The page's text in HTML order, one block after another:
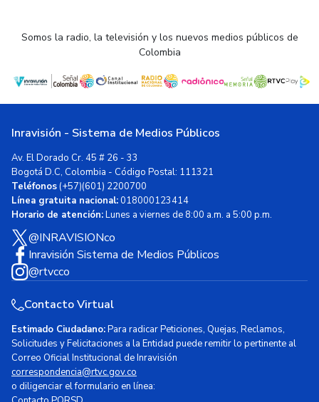
Somos la radio, la televisión y los nuevos medios públicos de
Colombia
Inravisión - Sistema de Medios Públicos
Av. El Dorado Cr. 45 # 26 - 33
Bogotá D.C, Colombia - Código Postal: 111321
Teléfonos(+57)(601) 2200700
Línea gratuita nacional:018000123414
Horario de atención:Lunes a viernes de 8:00 a.m. a 5:00 p.m.
@INRAVISIONco
Inravisión Sistema de Medios Públicos
@rtvcco
Contacto Virtual
Estimado Ciudadano:Para radicar Peticiones, Quejas, Reclamos,
Solicitudes y Felicitaciones a la Entidad puede remitir lo pertinente al
Correo Oficial Institucional de Inravisión
correspondencia@rtvc.gov.co
o diligenciar el formulario en línea: